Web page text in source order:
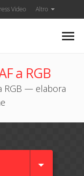
Video Altro
a RGB
RGB — elabora